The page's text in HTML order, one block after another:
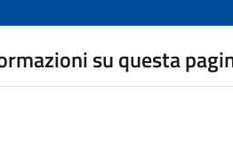
su questa